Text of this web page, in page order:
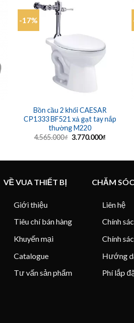
-17%
Bồn cầu 2 khối CAESAR
CP1333 BF521 xả gạt tay nắp
thường M220
4.565.000₫ Giá
3.770.000₫Giá
VỀ VUA THIẾT BỊ
Giới thiệu
Tiêu chí bán hàng
Khuyến mại
Catalogue
Tư vấn sản phẩm
CHĂM
Liên hệ
Chính
Chính
Hướng
Phí lắp